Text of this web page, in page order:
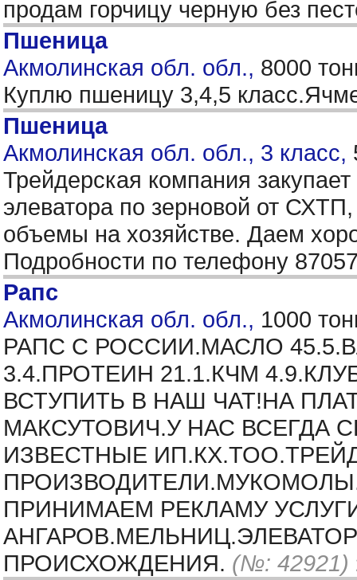
продам горчицу черную без
Пшеница
Акмолинская обл. обл., 8000
Куплю пшеницу 3,4,5
Пшеница
Акмолинская обл. обл., 3 класс,
Трейдерская компания
элеватора по зерновой от
объемы на хозяйстве. Даем
Подробности по телефону
Рапс
Акмолинская обл. обл., 1000
РАПС С РОССИИ.МАСЛО
3.4.ПРОТЕИН 21.1.КЧМ
ВСТУПИТЬ В НАШ ЧАТ!НА
МАКСУТОВИЧ.У НАС
ИЗВЕСТНЫЕ
ПРИНИМАЕМ РЕКЛАМУ
ПРОИСХОЖДЕНИЯ. (№: 42921)